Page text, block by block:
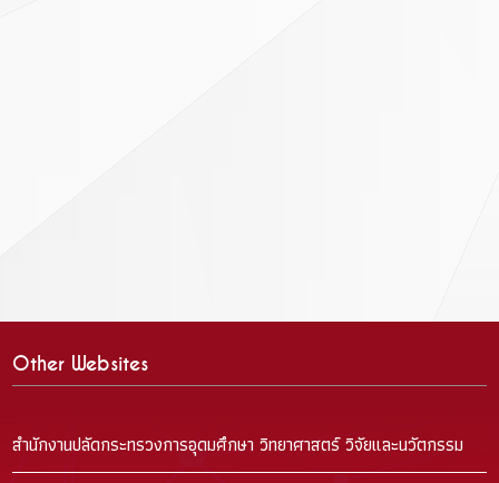
Other Websites
สำนักงานปลัดกระทรวงการอุดมศึกษา วิทยาศาสตร์ วิจัยและนวัตกรรม